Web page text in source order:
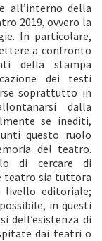
all’interno della
2019, ovvero la
In particolare,
a confronto
della stampa
dei testi
soprattutto in
dalla
se inediti,
questo ruolo
del teatro.
di cercare di
teatro sia tuttora
livello editoriale;
in questi
dell’esistenza di
dai teatri o